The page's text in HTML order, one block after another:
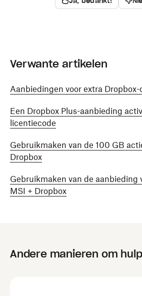
Verwante artikelen
Aanbiedingen voor extra
Een Dropbox Plus-aanbieding
licentiecode
Gebruikmaken van de 100 GB
Dropbox
Gebruikmaken van de aanbieding
MSI + Dropbox
Andere manieren om